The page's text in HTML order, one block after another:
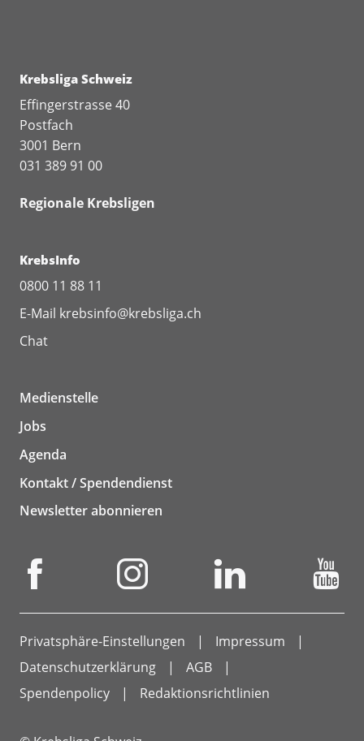
Krebsliga Schweiz
Effingerstrasse 40
Postfach
3001 Bern
031 389 91 00
Regionale Krebsligen
KrebsInfo
0800 11 88 11
E-Mail krebsinfo@krebsliga.ch
Chat
Medienstelle
Jobs
Agenda
Kontakt / Spendendienst
Newsletter abonnieren
Privatsphäre-Einstellungen
Impressum
Datenschutzerklärung
AGB
Spendenpolicy
Redaktionsrichtlinien